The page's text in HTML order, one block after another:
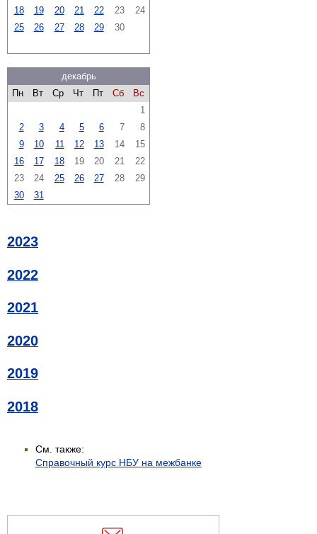
18 19 20 21 22 23
24
25
26 27 28 29 30
декабрь
Пн
Вт Ср Чт Пт Сб
Вс
1
2
3 4 5 6 7
8
9
10 11 12 13 14
15
16
17 18 19 20 21
22
23
24 25 26 27 28
29
30
31
2023
2022
2021
2020
2019
2018
См. также:
Справочный курс НБУ на межбанке